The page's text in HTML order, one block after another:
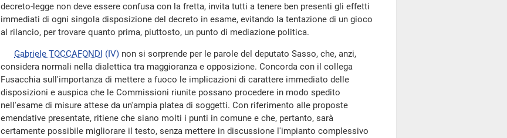
decreto-legge non deve essere confusa con la fretta, invita tutti a tenere ben presenti gli effetti
immediati di ogni singola disposizione del decreto in esame, evitando la tentazione di un gioco
al rilancio, per trovare quanto prima, piuttosto, un punto di mediazione politica.
Gabriele TOCCAFONDI (IV) non si sorprende per le parole del deputato Sasso, che, anzi,
considera normali nella dialettica tra maggioranza e opposizione. Concorda con il collega
Fusacchia sull'importanza di mettere a fuoco le implicazioni di carattere immediato delle
disposizioni e auspica che le Commissioni riunite possano procedere in modo spedito
nell'esame di misure attese da un'ampia platea di soggetti. Con riferimento alle proposte
emendative presentate, ritiene che siano molti i punti in comune e che, pertanto, sarà
certamente possibile migliorare il testo, senza mettere in discussione l'impianto complessivo